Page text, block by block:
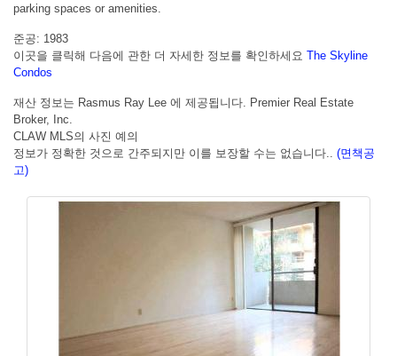
parking spaces or amenities.
준공: 1983
이곳을 클릭해 다음에 관한 더 자세한 정보를 확인하세요 The Skyline
Condos
재산 정보는 Rasmus Ray Lee 에 제공됩니다. Premier Real Estate
Broker, Inc.
CLAW MLS의 사진 예의
정보가 정확한 것으로 간주되지만 이를 보장할 수는 없습니다.. (면책공
고)